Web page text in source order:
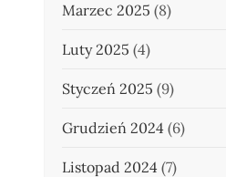
Marzec 2025 (8)
Luty 2025 (4)
Styczeń 2025 (9)
Grudzień 2024(6)
Listopad 2024(7)